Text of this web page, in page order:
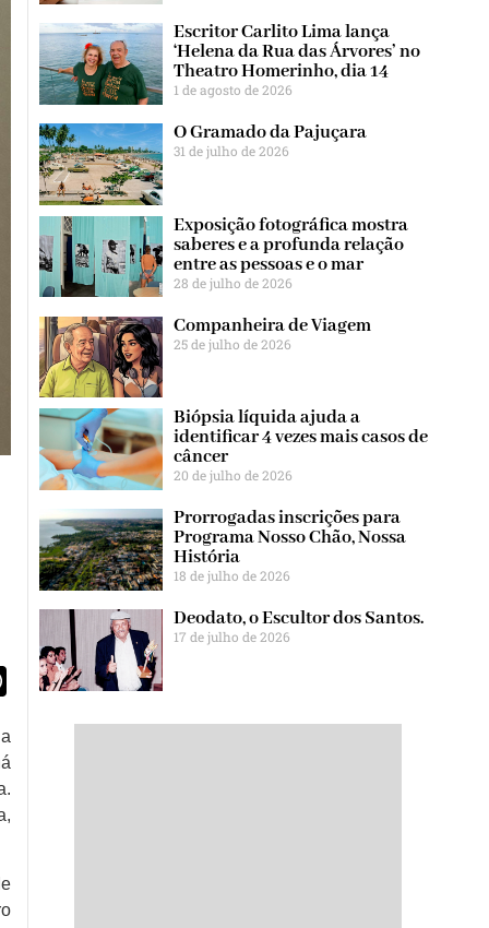
WhatsApp
Escritor Carlito Lima lança
‘Helena da Rua das Árvores’ no
Theatro Homerinho, dia 14
1 de agosto de 2026
O Gramado da Pajuçara
31 de julho de 2026
Exposição fotográfica mostra
saberes e a profunda relação
entre as pessoas e o mar
28 de julho de 2026
Companheira de Viagem
25 de julho de 2026
Biópsia líquida ajuda a
identificar 4 vezes mais casos de
câncer
20 de julho de 2026
Prorrogadas inscrições para
Programa Nosso Chão, Nossa
História
18 de julho de 2026
Deodato, o Escultor dos Santos.
17 de julho de 2026